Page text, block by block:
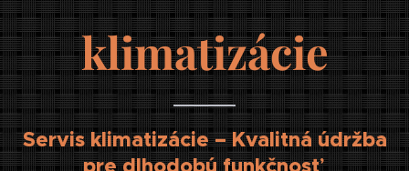
klimatizácie
Servis klimatizácie – Kvalitná údržba